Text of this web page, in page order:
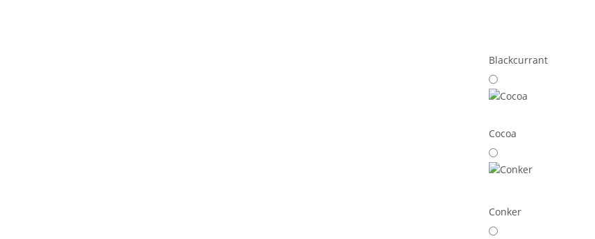
Blackcurrant
Cocoa
Conker